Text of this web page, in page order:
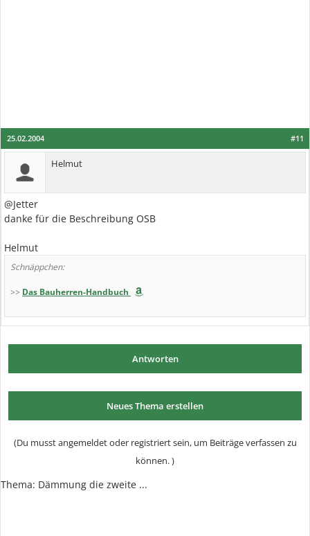
#11
25.02.2004
Helmut
@Jetter
danke für die Beschreibung OSB
Helmut
Schnäppchen:
>> Das Bauherren-Handbuch
Antworten
Neues Thema erstellen
(Du musst angemeldet oder registriert sein, um Beiträge verfassen zu
können. )
Thema: Dämmung die zweite ...